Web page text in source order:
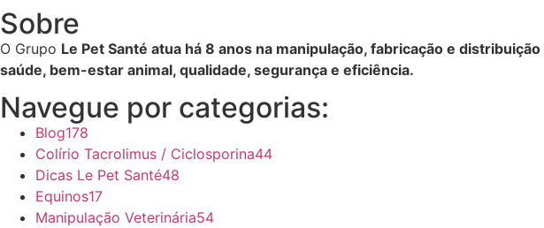
Sobre
O Grupo Le Pet Santé atua há 8 anos na manipulação, fabricação e distribuição
saúde, bem-estar animal, qualidade, segurança e eficiência.
Navegue por categorias:
Blog178
Colírio Tacrolimus / Ciclosporina44
Dicas Le Pet Santé48
Equinos17
Manipulação Veterinária54